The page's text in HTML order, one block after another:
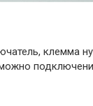
клемма